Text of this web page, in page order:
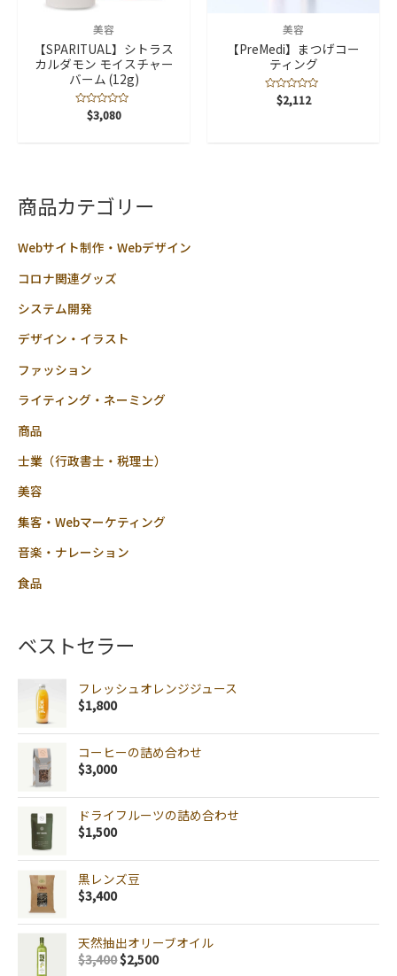
商品カテゴリー
Webサイト制作・Webデザイン
コロナ関連グッズ
システム開発
デザイン・イラスト
ファッション
ライティング・ネーミング
商品
士業（行政書士・税理士）
美容
集客・Webマーケティング
音楽・ナレーション
食品
ベストセラー
フレッシュオレンジジュース
$1,800
コーヒーの詰め合わせ
$3,000
ドライフルーツの詰め合わせ
$1,500
黒レンズ豆
$3,400
天然抽出オリーブオイル
$3,400$2,500
美容
【SPARITUAL】シトラス
カルダモン モイスチャー
バーム (12g)
$3,080
美容
【PreMedi】まつげコー
ティング
$2,112